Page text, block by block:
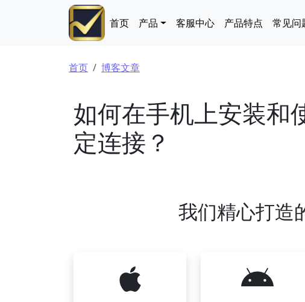
Main navigation
首页 产品 客服中心 产品特点 常见问
面包屑
首页 博客文章
如何在手机上安装和
定连接？
我们精心打造